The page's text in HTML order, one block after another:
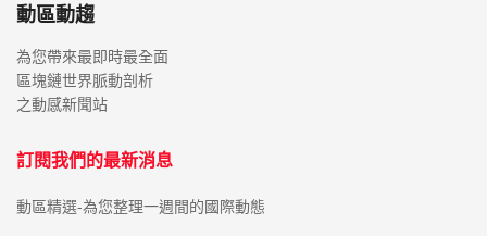
動區動趨
為您帶來最即時最全面
區塊鏈世界脈動剖析
之動感新聞站
訂閱我們的最新消息
動區精選-為您整理一週間的國際動態